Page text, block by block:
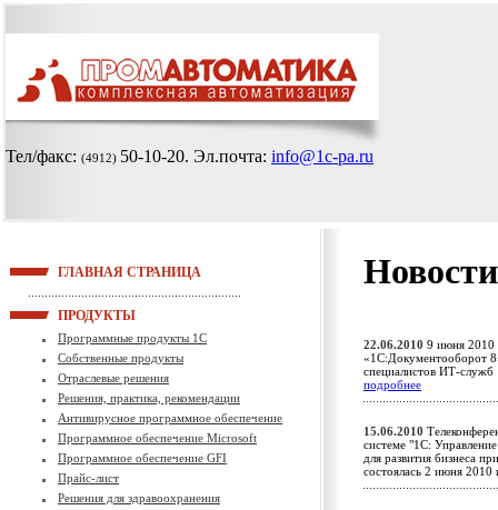
Тел/факс: (4912) 50-10-20. Эл.почта: info@1c-pa.ru
ГЛАВНАЯ СТРАНИЦА
ПРОДУКТЫ
Программные продукты 1С
Собственные продукты
Отраслевые решения
Решения, практика, рекомендации
Антивирусное программное обеспечение
Программное обеспечение Microsoft
Программное обеспечение GFI
Прайс-лист
Решения для здравоохранения
22.06.2010 9 июня 2010
«1С:Документооборот
специалистов ИТ-
подробнее
15.06.2010
системе "1С:
для развития бизнеса
состоялась 2 июня